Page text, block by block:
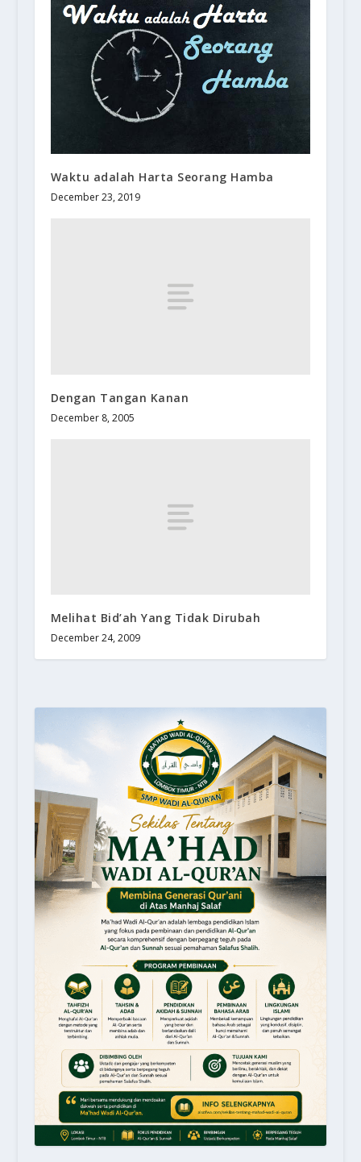
Waktu adalah Harta Seorang Hamba
December 23, 2019
Dengan Tangan Kanan
December 8, 2005
Melihat Bid’ah Yang Tidak Dirubah
December 24, 2009